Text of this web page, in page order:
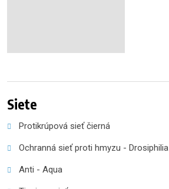
Siete
Protikrúpová sieť čierná
Ochranná sieť proti hmyzu - Drosiphilia
Anti - Aqua